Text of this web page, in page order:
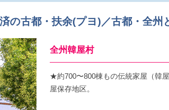
の古都・扶余(プヨ)／古都・全州
全州韓屋村
★約700〜800棟もの伝統家屋（韓
屋保存地区。